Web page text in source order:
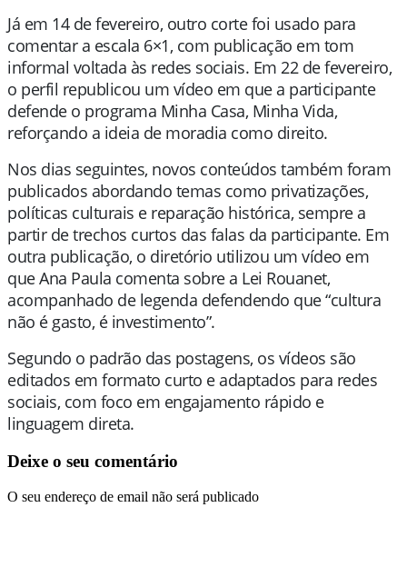
Já em 14 de fevereiro, outro corte foi usado para
comentar a escala 6×1, com publicação em tom
informal voltada às redes sociais. Em 22 de fevereiro,
o perfil republicou um vídeo em que a participante
defende o programa Minha Casa, Minha Vida,
reforçando a ideia de moradia como direito.
Nos dias seguintes, novos conteúdos também foram
publicados abordando temas como privatizações,
políticas culturais e reparação histórica, sempre a
partir de trechos curtos das falas da participante. Em
outra publicação, o diretório utilizou um vídeo em
que Ana Paula comenta sobre a Lei Rouanet,
acompanhado de legenda defendendo que “cultura
não é gasto, é investimento”.
Segundo o padrão das postagens, os vídeos são
editados em formato curto e adaptados para redes
sociais, com foco em engajamento rápido e
linguagem direta.
Deixe o seu comentário
O seu endereço de email não será publicado